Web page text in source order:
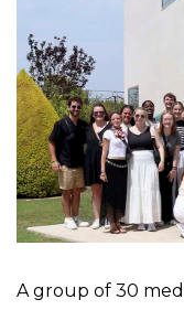
A group of 30